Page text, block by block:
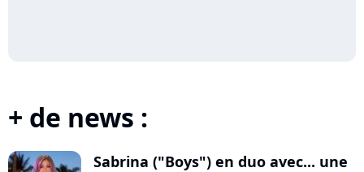
+ de news :
Sabrina ("Boys") en duo avec... une